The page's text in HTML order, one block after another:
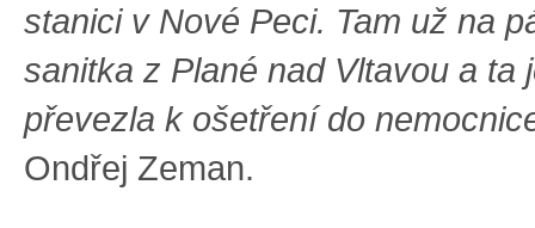
stanici v Nové Peci. Tam už na
sanitka z Plané nad Vltavou a ta
převezla k ošetření do
Ondřej Zeman.